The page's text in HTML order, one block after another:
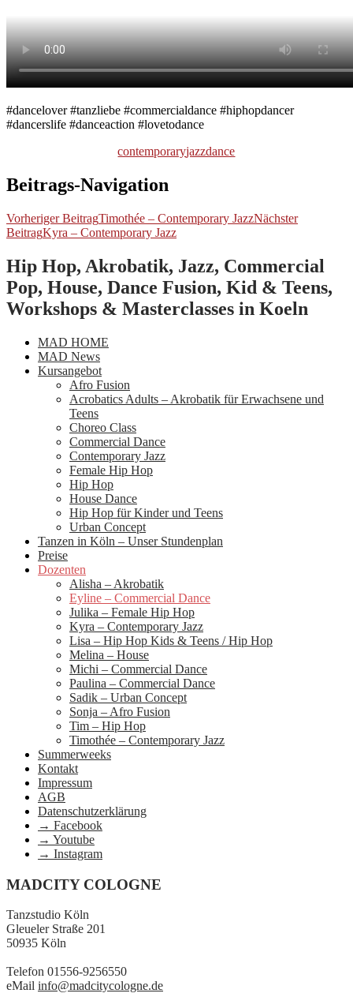
#dancelover #tanzliebe #commercialdance #hiphopdancer
#dancerslife #danceaction #lovetodance
contemporaryjazzdance
Beitrags-Navigation
Vorheriger BeitragTimothée – Contemporary JazzNächster
BeitragKyra – Contemporary Jazz
Hip Hop, Akrobatik, Jazz, Commercial
Pop, House, Dance Fusion, Kid & Teens,
Workshops & Masterclasses in Koeln
MAD HOME
MAD News
Kursangebot
Afro Fusion
Acrobatics Adults – Akrobatik für Erwachsene und
Teens
Choreo Class
Commercial Dance
Contemporary Jazz
Female Hip Hop
Hip Hop
House Dance
Hip Hop für Kinder und Teens
Urban Concept
Tanzen in Köln – Unser Stundenplan
Preise
Dozenten
Alisha – Akrobatik
Eyline – Commercial Dance
Julika – Female Hip Hop
Kyra – Contemporary Jazz
Lisa – Hip Hop Kids & Teens / Hip Hop
Melina – House
Michi – Commercial Dance
Paulina – Commercial Dance
Sadik – Urban Concept
Sonja – Afro Fusion
Tim – Hip Hop
Timothée – Contemporary Jazz
Summerweeks
Kontakt
Impressum
AGB
Datenschutzerklärung
→ Facebook
→ Youtube
→ Instagram
MADCITY COLOGNE
Tanzstudio Köln
Gleueler Straße 201
50935 Köln
Telefon 01556-9256550
eMail info@madcitycologne.de